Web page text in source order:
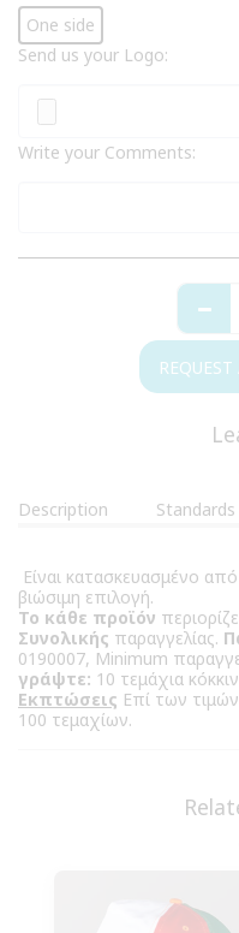
One side
Send us your Logo:
Write your Comments:
Description Standards
Είναι κατασκευασμένο από
βιώσιμη επιλογή.
Το κάθε προϊόν
Συνολικής παραγγελίας.
0190007, Minimum
γράψτε: 10 τεμάχια
Εκπτώσεις Επί των
100 τεμαχίων.